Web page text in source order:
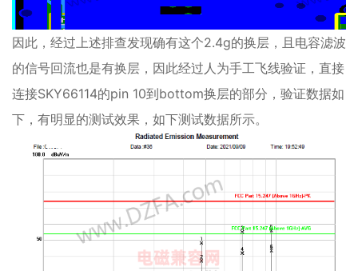
因此，经过上述排查发现确有这个2.4g的换层，且电容滤波
的信号回流也是有换层，因此经过人为手工飞线验证，直接
连接SKY66114的pin 10到bottom换层的部分，验证数据如
下，有明显的测试效果，如下测试数据所示。